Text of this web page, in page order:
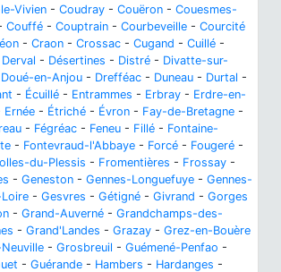
Vivien - Coudray - Couëron - Couesmes-
Couffé - Couptrain - Courbeveille - Courcité
- Craon - Crossac - Cugand - Cuillé -
Derval - Désertines - Distré - Divatte-sur-
Doué-en-Anjou - Drefféac - Duneau - Durtal -
- Écuillé - Entrammes - Erbray - Erdre-en-
Ernée - Étriché - Évron - Fay-de-Bretagne -
- Fégréac - Feneu - Fillé - Fontaine-
- Fontevraud-l'Abbaye - Forcé - Fougeré -
du-Plessis - Fromentières - Frossay -
- Geneston - Gennes-Longuefuye - Gennes-
- Gesvres - Gétigné - Givrand - Gorges
- Grand-Auverné - Grandchamps-des-
- Grand'Landes - Grazay - Grez-en-Bouère
- Grosbreuil - Guémené-Penfao -
- Guérande - Hambers - Hardanges -